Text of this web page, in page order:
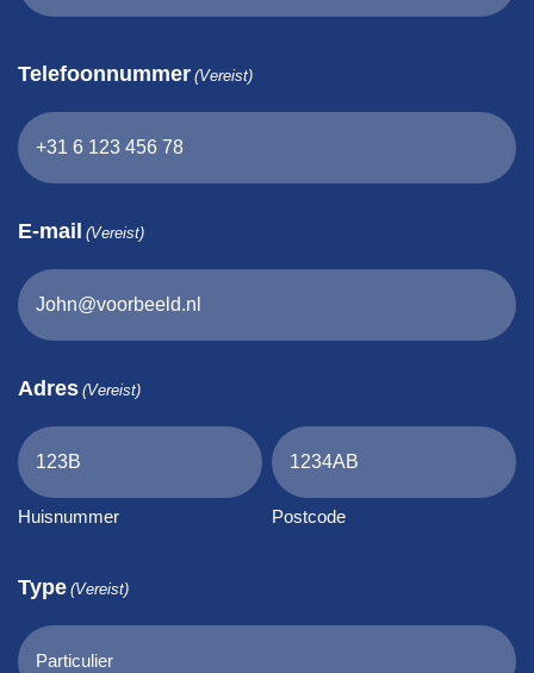
Telefoonnummer (Vereist)
E-mail (Vereist)
Adres (Vereist)
Huisnummer Postcode
Type (Vereist)